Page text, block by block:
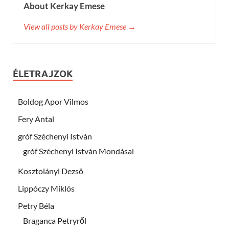
About Kerkay Emese
View all posts by Kerkay Emese →
ÉLETRAJZOK
Boldog Apor Vilmos
Fery Antal
gróf Széchenyi István
gróf Széchenyi István Mondásai
Kosztolányi Dezsö
Lippóczy Miklós
Petry Béla
Braganca Petryről